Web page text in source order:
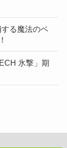
る魔法のベ
氷撃」期